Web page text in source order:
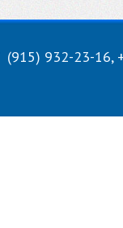
(915) 932-23-16,